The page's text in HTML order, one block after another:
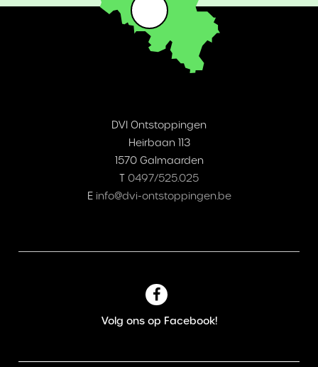
DVI Ontstoppingen
Heirbaan 113
1570 Galmaarden
T 0497/525.025
E info@dvi-ontstoppingen.be
Volg ons op Facebook!